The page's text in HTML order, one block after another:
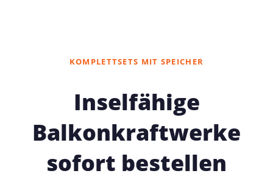
KOMPLETTSETS MIT SPEICHER
Inselfähige
Balkonkraftwerke
sofort bestellen